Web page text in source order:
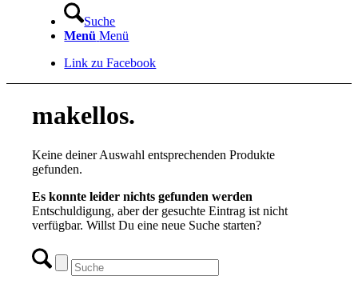
Suche
Menü Menü
Link zu Facebook
makellos.
Keine deiner Auswahl entsprechenden Produkte
gefunden.
Es konnte leider nichts gefunden werden
Entschuldigung, aber der gesuchte Eintrag ist nicht
verfügbar. Willst Du eine neue Suche starten?